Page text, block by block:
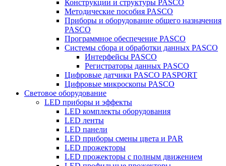
Конструкции и структуры PASCO
Методические пособия PASCO
Приборы и оборудование общего назначения
PASCO
Программное обеспечение PASCO
Системы сбора и обработки данных PASCO
Интерфейсы PASCO
Регистраторы данных PASCO
Цифровые датчики PASCO PASPORT
Цифровые микроскопы PASCO
Световое оборудование
LED приборы и эффекты
LED комплекты оборудования
LED ленты
LED панели
LED приборы смены цвета и PAR
LED прожекторы
LED прожекторы с полным движением